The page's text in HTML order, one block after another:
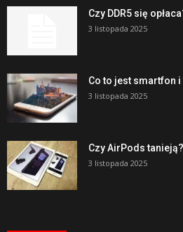
Czy DDR5 się
3 listopada 2025
Co to jest smartfon i
3 listopada 2025
Czy AirPods tanieją?
3 listopada 2025